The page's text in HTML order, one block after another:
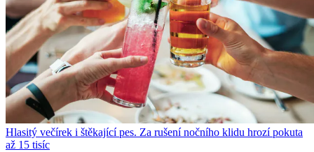
Hlasitý večírek i štěkající pes. Za rušení nočního klidu hrozí pokuta
až 15 tisíc